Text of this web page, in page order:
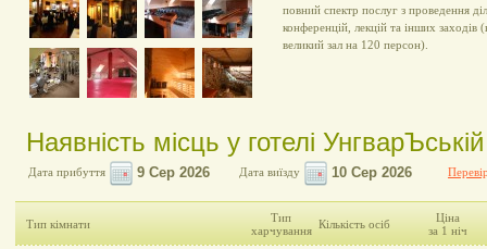
повний спектр послуг з проведення
конференцій, лекцій та інших
великий зал на 120 персон).
Наявність місць у готелі УнгварЪській
Дата прибуття Дата виїзду
Тип кімнати
Тип
харчування Кількість осіб
Ціна
за 1 ніч